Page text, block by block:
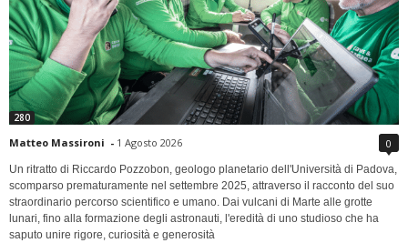
280
Matteo Massironi - 1 Agosto 2026 0
Un ritratto di Riccardo Pozzobon, geologo planetario dell'Università di Padova,
scomparso prematuramente nel settembre 2025, attraverso il racconto del suo
straordinario percorso scientifico e umano. Dai vulcani di Marte alle grotte
lunari, fino alla formazione degli astronauti, l'eredità di uno studioso che ha
saputo unire rigore, curiosità e generosità